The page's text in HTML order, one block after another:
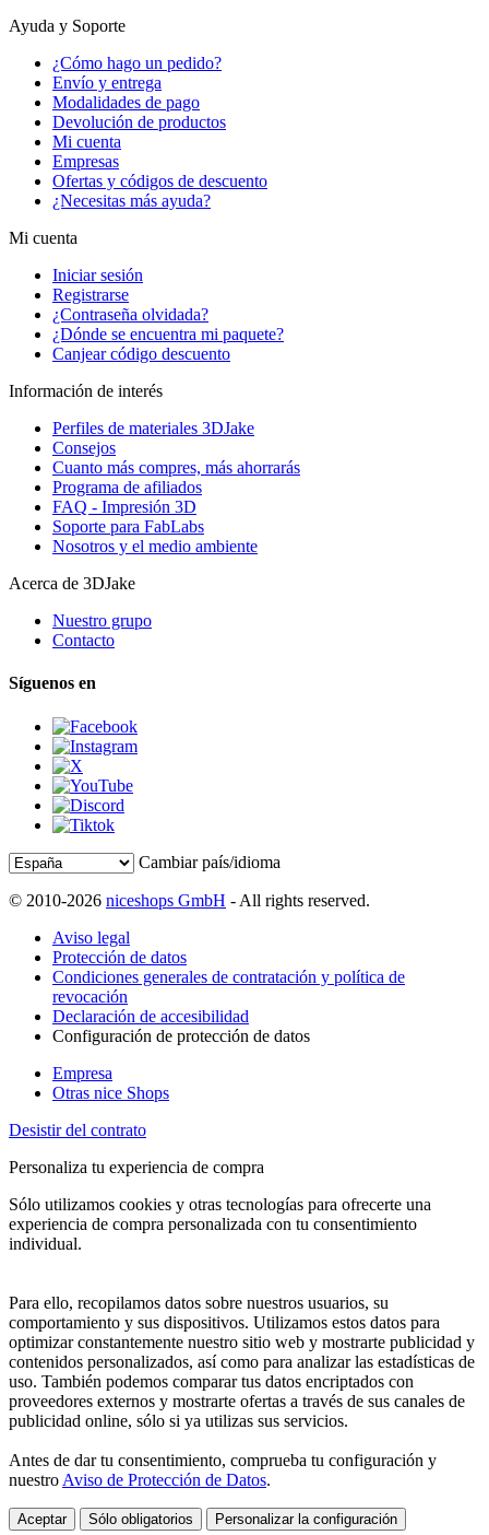
Ayuda y Soporte
¿Cómo hago un pedido?
Envío y entrega
Modalidades de pago
Devolución de productos
Mi cuenta
Empresas
Ofertas y códigos de descuento
¿Necesitas más ayuda?
Mi cuenta
Iniciar sesión
Registrarse
¿Contraseña olvidada?
¿Dónde se encuentra mi paquete?
Canjear código descuento
Información de interés
Perfiles de materiales 3DJake
Consejos
Cuanto más compres, más ahorrarás
Programa de afiliados
FAQ - Impresión 3D
Soporte para FabLabs
Nosotros y el medio ambiente
Acerca de 3DJake
Nuestro grupo
Contacto
Síguenos en
Cambiar país/idioma
© 2010-2026 niceshops GmbH - All rights reserved.
Aviso legal
Protección de datos
Condiciones generales de contratación y política de
revocación
Declaración de accesibilidad
Configuración de protección de datos
Empresa
Otras nice Shops
Desistir del contrato
Personaliza tu experiencia de compra
Sólo utilizamos cookies y otras tecnologías para ofrecerte una
experiencia de compra personalizada con tu consentimiento
individual.
Para ello, recopilamos datos sobre nuestros usuarios, su
comportamiento y sus dispositivos. Utilizamos estos datos para
optimizar constantemente nuestro sitio web y mostrarte publicidad y
contenidos personalizados, así como para analizar las estadísticas de
uso. También podemos comparar tus datos encriptados con
proveedores externos y mostrarte ofertas a través de sus canales de
publicidad online, sólo si ya utilizas sus servicios.
Antes de dar tu consentimiento, comprueba tu configuración y
nuestro Aviso de Protección de Datos.
Aceptar Sólo obligatorios Personalizar la configuración